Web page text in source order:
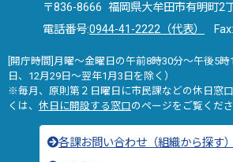
〒836-8666 福岡県大牟田市有明町2
電話番号:0944-41-2222（代表）
[開庁時間]月曜～金曜日の午前8時30分～午後5
日、12月29日～翌年1月3日を除く）
※毎月、原則第２日曜日に市民課などの休日窓
くは、 休日に開設する窓口のページをご覧くださ
各課お問い合わせ（組織から探す）